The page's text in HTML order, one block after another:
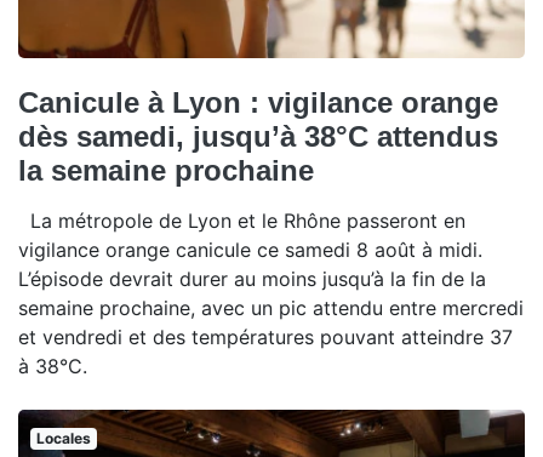
Canicule à Lyon : vigilance orange
dès samedi, jusqu’à 38°C attendus
la semaine prochaine
La métropole de Lyon et le Rhône passeront en
vigilance orange canicule ce samedi 8 août à midi.
L’épisode devrait durer au moins jusqu’à la fin de la
semaine prochaine, avec un pic attendu entre mercredi
et vendredi et des températures pouvant atteindre 37
à 38°C.
Locales